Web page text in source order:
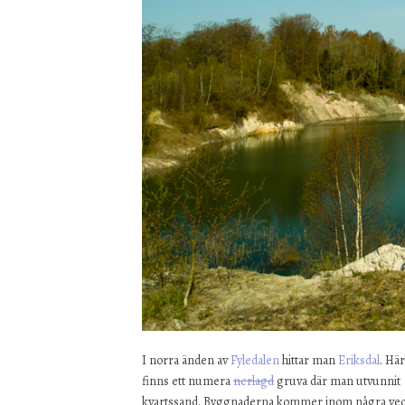
I norra änden avFyledalenhittar man Eriksdal. Här
finns ett numeranerlagd gruva där man utvunnit